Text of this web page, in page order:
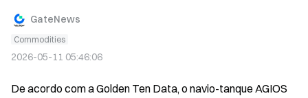
GateNews
Commodities
2026-05-11 05:46:06
De acordo com a Golden Ten Data, o navio-tanque AGIOS